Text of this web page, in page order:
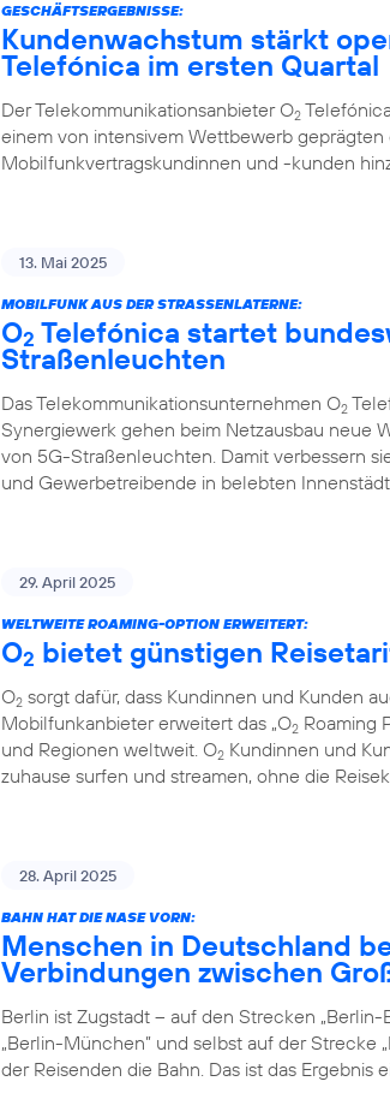
GESCHÄFTSERGEBNISSE:
Kundenwachstum stärkt
Telefónica im ersten Quartal
Der Telekommunikationsanbieter O2
einem von intensivem Wettbewerb
Mobilfunkvertragskundinnen und -kunden
13. Mai 2025
MOBILFUNK AUS DER STRASSENLATERNE:
O2 Telefónica startet
Straßenleuchten
Das Telekommunikationsunternehmen O2
Synergiewerk gehen beim Netzausbau neue
von 5G-Straßenleuchten. Damit verbessern
und Gewerbetreibende in belebten
29. April 2025
WELTWEITE ROAMING-OPTION ERWEITERT:
O2 bietet günstigen
O2 sorgt dafür, dass Kundinnen und Kunden
Mobilfunkanbieter erweitert das „O2 Roaming
und Regionen weltweit. O2 Kundinnen und
zuhause surfen und streamen, ohne die
28. April 2025
BAHN HAT DIE NASE VORN:
Menschen in Deutschland
Verbindungen zwischen
Berlin ist Zugstadt – auf den Strecken „Berlin-
„Berlin-München” und selbst auf der Strecke
der Reisenden die Bahn. Das ist das Ergebnis